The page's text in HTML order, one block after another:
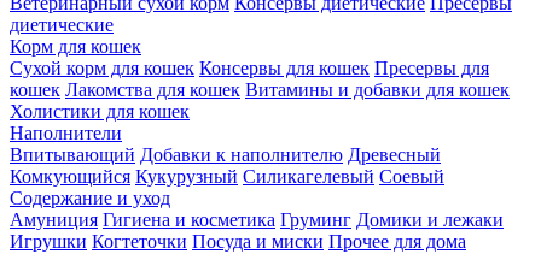
диетические
Корм для кошек
Сухой корм для кошек Консервы для кошек Пресервы для
кошек Лакомства для кошек Витамины и добавки для кошек
Холистики для кошек
Наполнители
Впитывающий Добавки к наполнителю Древесный
Комкующийся Кукурузный Силикагелевый Соевый
Содержание и уход
Амуниция Гигиена и косметика Груминг Домики и лежаки
Игрушки Когтеточки Посуда и миски Прочее для дома